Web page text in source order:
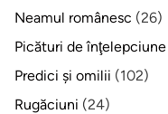
Neamul românesc (26)
Picături de înţelepciune
Predici şi omilii (102)
Rugăciuni (24)